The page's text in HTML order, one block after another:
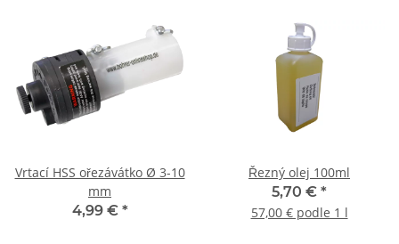
Vrtací HSS ořezávátko Ø 3-10
mm
4,99 € *
Řezný olej 100ml
5,70 € *
57,00 € podle 1 l